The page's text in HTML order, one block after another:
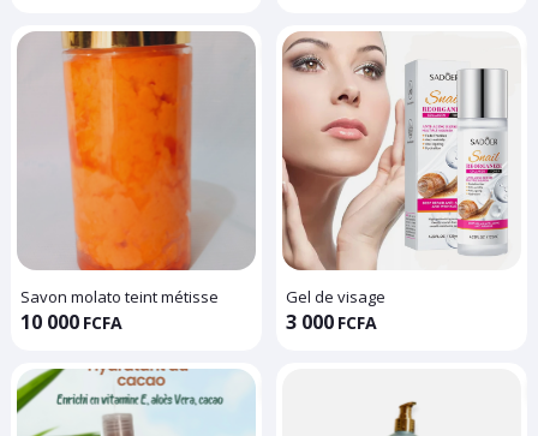
Savon molato teint métisse
10 000 FCFA
Gel de visage
3 000 FCFA